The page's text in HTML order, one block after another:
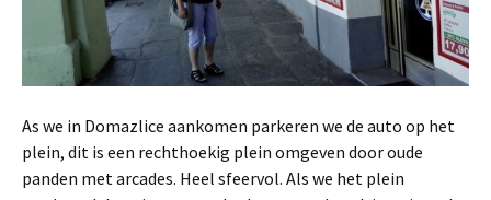
As we in Domazlice aankomen parkeren we de auto op het
plein, dit is een rechthoekig plein omgeven door oude
panden met arcades. Heel sfeervol. Als we het plein